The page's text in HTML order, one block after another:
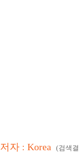
저자 : Korea (검색